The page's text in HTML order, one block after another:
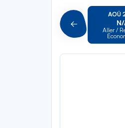
Précédent
AOÛ
Aller /